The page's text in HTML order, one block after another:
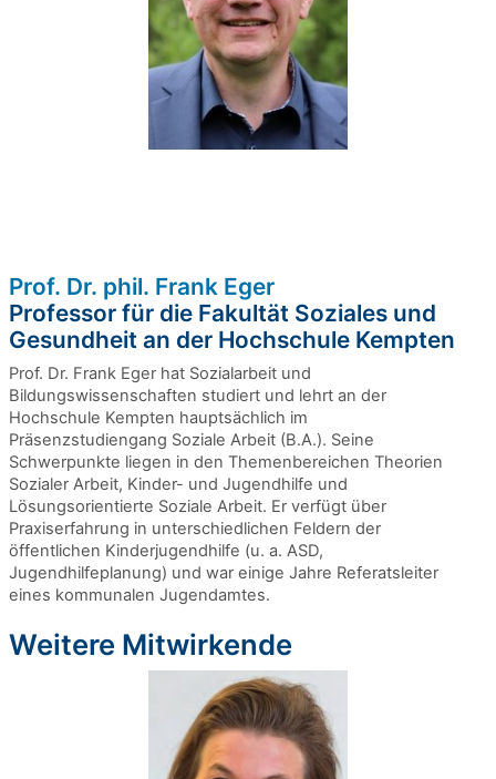
Prof. Dr. phil. Frank Eger
Professor für die Fakultät Soziales und
Gesundheit an der Hochschule Kempten
Prof. Dr. Frank Eger hat Sozialarbeit und
Bildungswissenschaften studiert und lehrt an der
Hochschule Kempten hauptsächlich im
Präsenzstudiengang Soziale Arbeit (B.A.). Seine
Schwerpunkte liegen in den Themenbereichen Theorien
Sozialer Arbeit, Kinder- und Jugendhilfe und
Lösungsorientierte Soziale Arbeit. Er verfügt über
Praxiserfahrung in unterschiedlichen Feldern der
öffentlichen Kinderjugendhilfe (u. a. ASD,
Jugendhilfeplanung) und war einige Jahre Referatsleiter
eines kommunalen Jugendamtes.
Weitere Mitwirkende